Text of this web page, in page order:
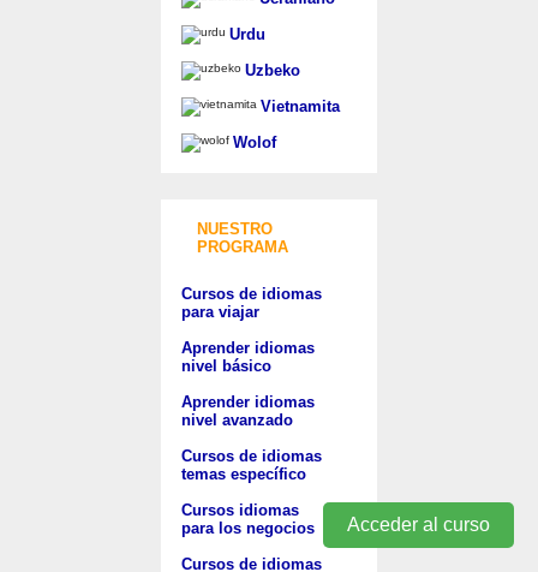
Acceder al curso
Urdu
Uzbeko
Vietnamita
Wolof
NUESTRO
PROGRAMA
Cursos de idiomas
para viajar
Aprender idiomas
nivel básico
Aprender idiomas
nivel avanzado
Cursos de idiomas
temas específico
Cursos idiomas
para los negocios
Cursos de idiomas